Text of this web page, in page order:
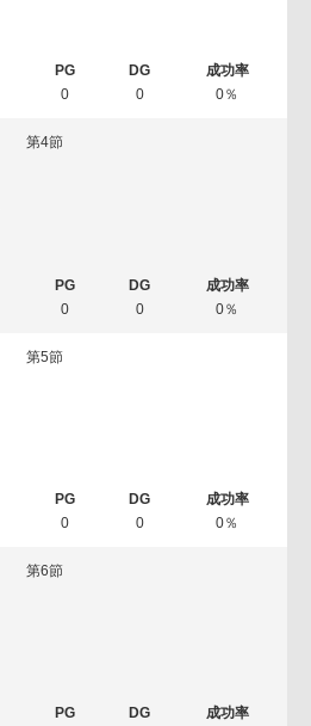
0 0 0％
第4節
0 0 0％
第5節
0 0 0％
第6節